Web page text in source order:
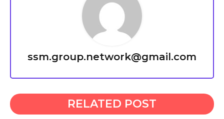
ssm.group.network@gmail.com
RELATED POST